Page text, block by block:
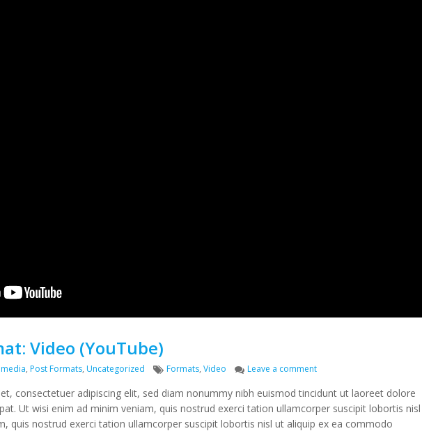
Video (YouTube)
, Post Formats, Uncategorized Tags
Formats, Video Leave a commenton Post Format: Video
consectetuer adipiscing elit, sed diam nonummy nibh euismod tincidunt ut laoreet dolore
Ut wisi enim ad minim veniam, quis nostrud exerci tation ullamcorper suscipit lobortis
quis nostrud exerci tation ullamcorper suscipit lobortis nisl ut aliquip ex ea commodo